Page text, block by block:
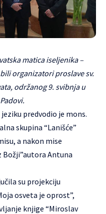
matica iseljenika –
organizatori proslave sv.
održanog 9. svibnja u
predvodio je mons.
skupina “Lanišće”
a nakon mise
Antuna
su projekciju
osveta je oprost”,
knjige “Miroslav